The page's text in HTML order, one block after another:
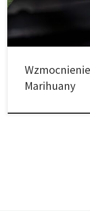
wybiera konkretne
warto […]
Marihuany